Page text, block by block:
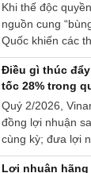
doanh nghiệp.
Khi thế độc
nguồn cung
Quốc khiến các
Đông Nam Á lao
Điều gì thúc
tốc 28% trong
Quý 2/2026,
đồng lợi nhuận
cùng kỳ; đưa lợi
đồng, tăng hơn
Lợi nhuận hãng